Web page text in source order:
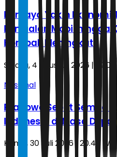
Purbaya Yakin Ekonomi
Penjualan Mobil hingga
Kompak Meningkat
Selasa, 4 Agustus 2026 | 22.07
Nasional
Prabowo Sebut Semua
Indonesia di Masa
Kamis, 30 Juli 2026 | 20.48 WIB